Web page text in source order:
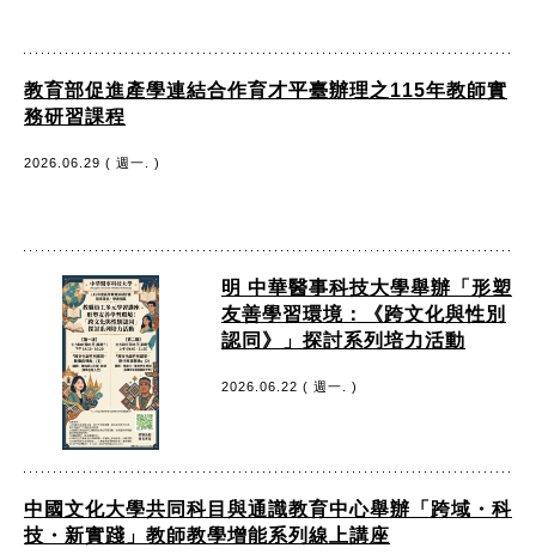
教育部促進產學連結合作育才平臺辦理之115年教師實
務研習課程
2026.06.29 ( 週一. )
明 中華醫事科技大學舉辦「形塑
友善學習環境：《跨文化與性別
認同》」探討系列培力活動
2026.06.22 ( 週一. )
中國文化大學共同科目與通識教育中心舉辦「跨域・科
技・新實踐」教師教學增能系列線上講座